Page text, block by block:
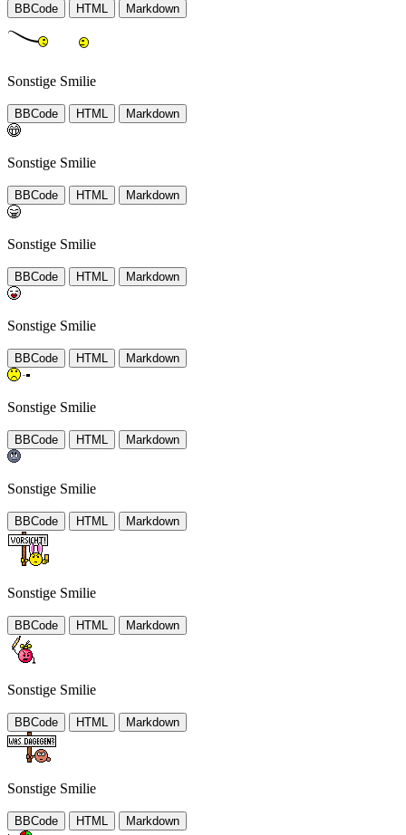
BBCode HTML Markdown
Sonstige Smilie
BBCode HTML Markdown
Sonstige Smilie
BBCode HTML Markdown
Sonstige Smilie
BBCode HTML Markdown
Sonstige Smilie
BBCode HTML Markdown
Sonstige Smilie
BBCode HTML Markdown
Sonstige Smilie
BBCode HTML Markdown
Sonstige Smilie
BBCode HTML Markdown
Sonstige Smilie
BBCode HTML Markdown
Sonstige Smilie
BBCode HTML Markdown